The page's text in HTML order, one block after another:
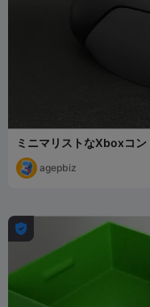
ミニマリストなXboxコ
agepbiz
